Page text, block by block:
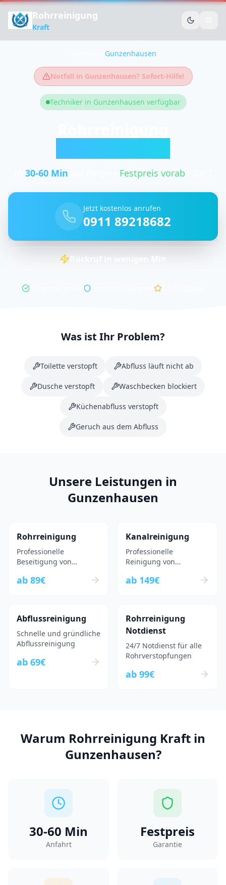
Rohrreinigung
Kraft
Gunzenhausen
Notfall in Gunzenhausen? Sofort-Hilfe!
Techniker in Gunzenhausen verfügbar
30-60Min Festpreis vorab
Jetzt kostenlos anrufen
0911 89218682
Was ist Ihr Problem?
Toilette verstopft Abfluss läuft nicht ab
Dusche verstopft Waschbecken blockiert
Küchenabfluss verstopft
Geruch aus dem Abfluss
Unsere Leistungen in
Gunzenhausen
Rohrreinigung
Professionelle
Beseitigung von
ab 89€
Kanalreinigung
Professionelle
Reinigung von
ab 149€
Abflussreinigung
Schnelle und gründliche
Abflussreinigung
ab 69€
Rohrreinigung
Notdienst
24/7 Notdienst für alle
Rohrverstopfungen
ab 99€
Warum Rohrreinigung Kraft in
Gunzenhausen?
30-60 Min
Anfahrt
Festpreis
Garantie